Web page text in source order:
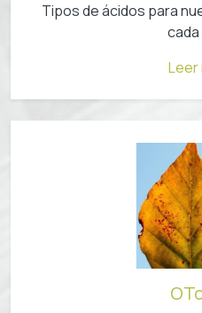
Tipos de ácidos para
cada
Leer